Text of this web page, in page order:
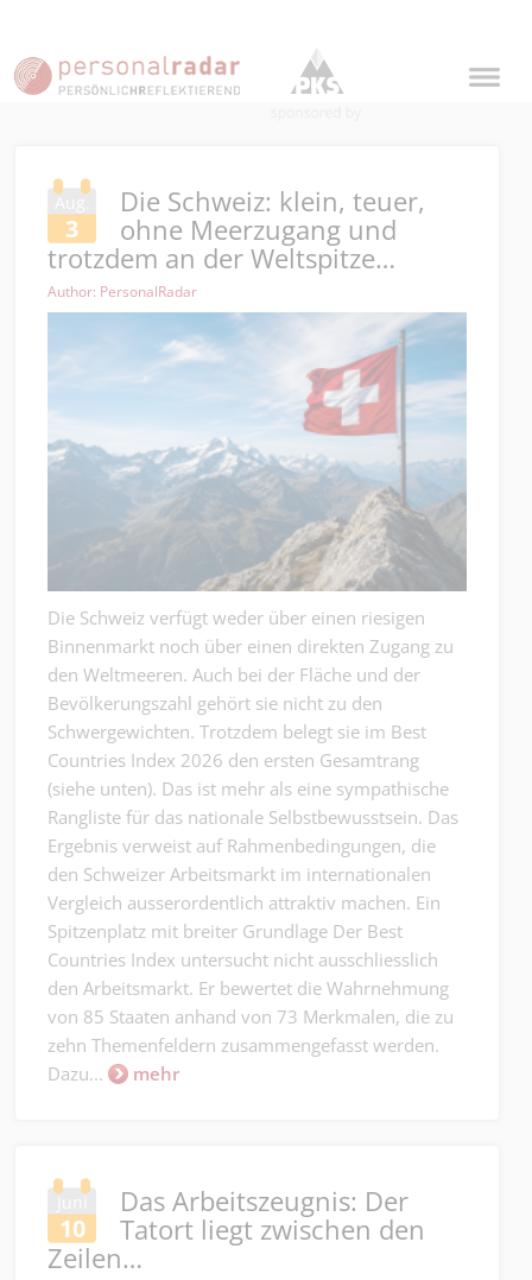
Aug.
3
Die Schweiz: klein, teuer,
ohne Meerzugang und
trotzdem an der Weltspitze…
Author: PersonalRadar
Die Schweiz verfügt weder über einen riesigen
Binnenmarkt noch über einen direkten Zugang zu
den Weltmeeren. Auch bei der Fläche und der
Bevölkerungszahl gehört sie nicht zu den
Schwergewichten. Trotzdem belegt sie im Best
Countries Index 2026 den ersten Gesamtrang
(siehe unten). Das ist mehr als eine sympathische
Rangliste für das nationale Selbstbewusstsein. Das
Ergebnis verweist auf Rahmenbedingungen, die
den Schweizer Arbeitsmarkt im internationalen
Vergleich ausserordentlich attraktiv machen. Ein
Spitzenplatz mit breiter Grundlage Der Best
Countries Index untersucht nicht ausschliesslich
den Arbeitsmarkt. Er bewertet die Wahrnehmung
von 85 Staaten anhand von 73 Merkmalen, die zu
zehn Themenfeldern zusammengefasst werden.
Dazu...
mehr
10
Das Arbeitszeugnis: Der
Tatort liegt zwischen den
Zeilen…